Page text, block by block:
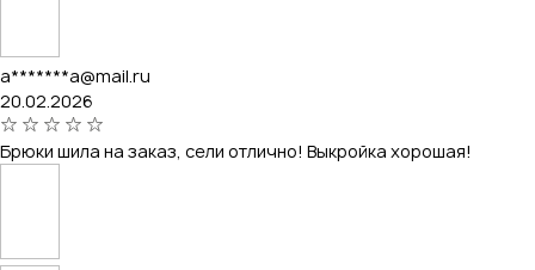
a*******a@mail.ru
20.02.2026
Брюки шила на заказ, сели отлично! Выкройка хорошая!